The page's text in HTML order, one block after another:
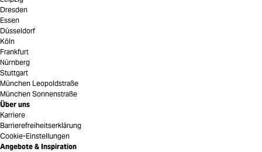
Dresden
Essen
Düsseldorf
Köln
Frankfurt
Nürnberg
Stuttgart
München Leopoldstraße
München Sonnenstraße
Über uns
Karriere
Barrierefreiheitserklärung
Cookie-Einstellungen
Angebote & Inspiration